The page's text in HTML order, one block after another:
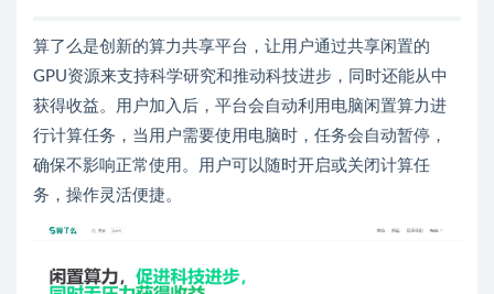
算了么是创新的算力共享平台，让用户通过共享闲置的
GPU资源来支持科学研究和推动科技进步，同时还能从中
获得收益。用户加入后，平台会自动利用电脑闲置算力进
行计算任务，当用户需要使用电脑时，任务会自动暂停，
确保不影响正常使用。用户可以随时开启或关闭计算任
务，操作灵活便捷。